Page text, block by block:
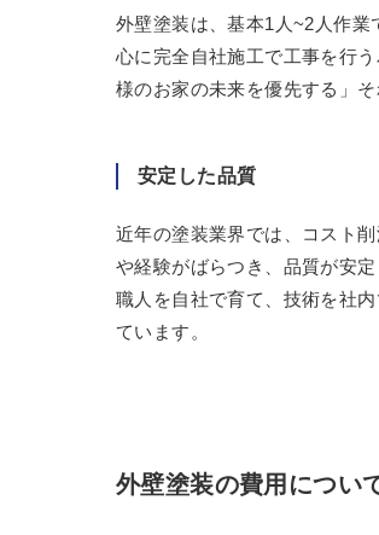
外壁塗装は、基本1人~2人作業
心に完全自社施工で工事を行
様のお家の未来を優先する」
安定した品質
近年の塗装業界では、コスト
や経験がばらつき、品質が安
職人を自社で育て、技術を社
ています。
外壁塗装の費用につい